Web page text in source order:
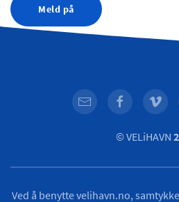
Meld på
© VELiHAVN
Ved å benytte velihavn.no,